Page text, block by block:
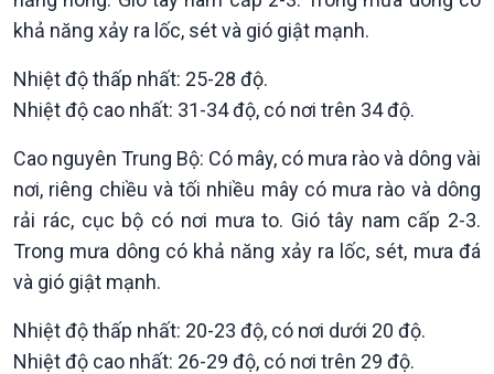
Chuyên gia của bạn
Xã hội chuyển động
khả năng xảy ra lốc, sét và gió giật mạnh.
Nhiệt độ thấp nhất: 25-28 độ.
Nhiệt độ cao nhất: 31-34 độ, có nơi trên 34 độ.
Cao nguyên Trung Bộ: Có mây, có mưa rào và dông vài
nơi, riêng chiều và tối nhiều mây có mưa rào và dông
rải rác, cục bộ có nơi mưa to. Gió tây nam cấp 2-3.
Trong mưa dông có khả năng xảy ra lốc, sét, mưa đá
và gió giật mạnh.
Nhiệt độ thấp nhất: 20-23 độ, có nơi dưới 20 độ.
Nhiệt độ cao nhất: 26-29 độ, có nơi trên 29 độ.